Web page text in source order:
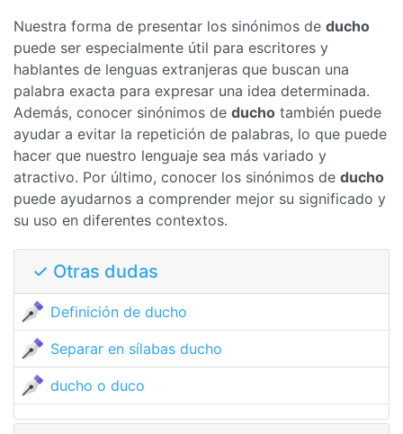
Nuestra forma de presentar los sinónimos de ducho
puede ser especialmente útil para escritores y
hablantes de lenguas extranjeras que buscan una
palabra exacta para expresar una idea determinada.
Además, conocer sinónimos de ducho también puede
ayudar a evitar la repetición de palabras, lo que puede
hacer que nuestro lenguaje sea más variado y
atractivo. Por último, conocer los sinónimos de ducho
puede ayudarnos a comprender mejor su significado y
su uso en diferentes contextos.
✓ Otras dudas
Definición de ducho
Separar en sílabas ducho
ducho o duco